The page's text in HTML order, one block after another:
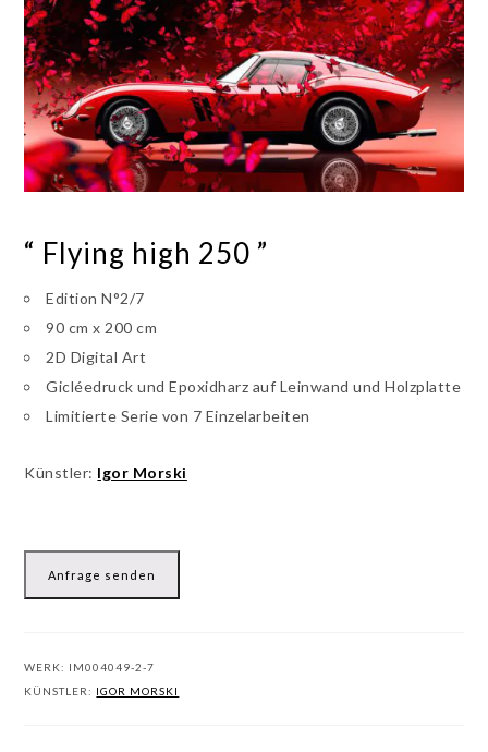
“ Flying high 250 ”
Edition N°2/7
90 cm x 200 cm
2D Digital Art
Gicléedruck und Epoxidharz auf Leinwand und Holzplatte
Limitierte Serie von 7 Einzelarbeiten
Künstler: Igor Morski
Anfrage senden
WERK: IM004049-2-7
KÜNSTLER: IGOR MORSKI